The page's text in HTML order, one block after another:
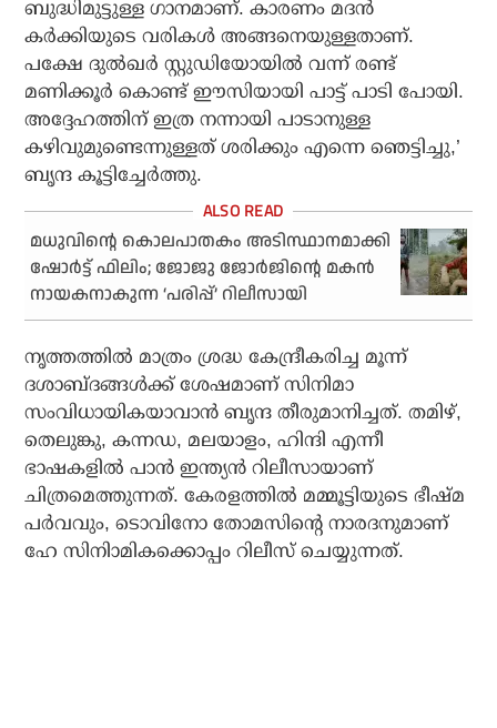
ബുദ്ധിമുട്ടുള്ള ഗാനമാണ്. കാരണം മദന്‍
കര്‍ക്കിയുടെ വരികള്‍ അങ്ങനെയുള്ളതാണ്.
പക്ഷേ ദുല്‍ഖര്‍ സ്റ്റുഡിയോയില്‍ വന്ന് രണ്ട്
മണിക്കൂര്‍ കൊണ്ട് ഈസിയായി പാട്ട് പാടി പോയി.
അദ്ദേഹത്തിന് ഇത്ര നന്നായി പാടാനുള്ള
കഴിവുമുണ്ടെന്നുള്ളത് ശരിക്കും എന്നെ ഞെട്ടിച്ചു,’
ബൃന്ദ കൂട്ടിച്ചേര്‍ത്തു.
മധുവിന്റെ കൊലപാതകം അടിസ്ഥാനമാക്കി
ഷോര്‍ട്ട് ഫിലിം; ജോജു ജോര്‍ജിന്റെ മകന്‍
നായകനാകുന്ന ‘പരിപ്പ്’ റിലീസായി
നൃത്തത്തില്‍ മാത്രം ശ്രദ്ധ കേന്ദ്രീകരിച്ച മൂന്ന്
ദശാബ്ദങ്ങള്‍ക്ക് ശേഷമാണ് സിനിമാ
സംവിധായികയാവാന്‍ ബൃന്ദ തീരുമാനിച്ചത്. തമിഴ്,
തെലുങ്കു, കന്നഡ, മലയാളം, ഹിന്ദി എന്നീ
ഭാഷകളില്‍ പാന്‍ ഇന്ത്യന്‍ റിലീസായാണ്
ചിത്രമെത്തുന്നത്. കേരളത്തില്‍ മമ്മൂട്ടിയുടെ ഭീഷ്മ
പര്‍വവും, ടൊവിനോ തോമസിന്റെ നാരദനുമാണ്
ഹേ സിനിാമികക്കൊപ്പം റിലീസ് ചെയ്യുന്നത്.